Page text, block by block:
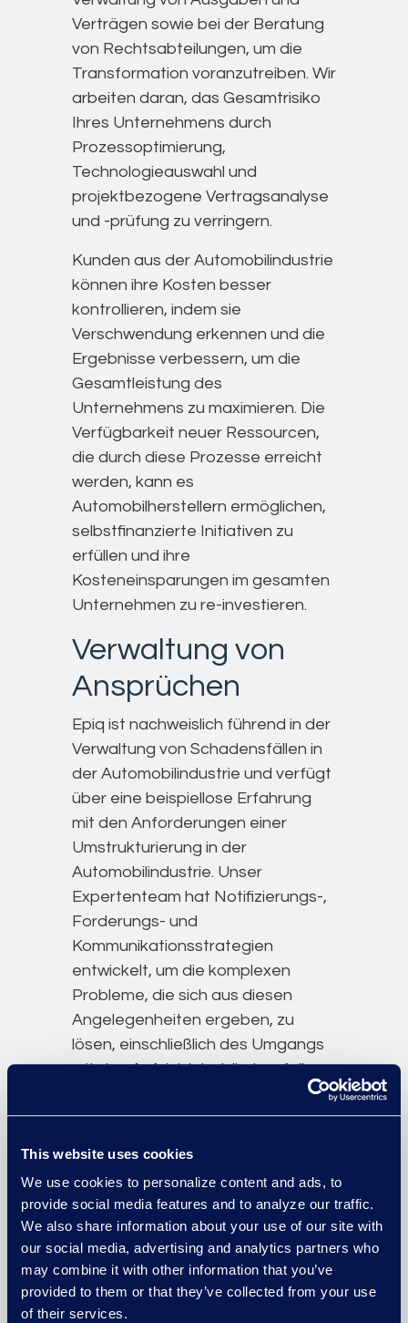
This website uses cookies
We use cookies to personalize content and ads, to
provide social media features and to analyze our traffic.
We also share information about your use of our site with
our social media, advertising and analytics partners who
may combine it with other information that you’ve
provided to them or that they’ve collected from your use
of their services.
Verträgen sowie bei der Beratung
von Rechtsabteilungen, um die
Transformation voranzutreiben. Wir
arbeiten daran, das Gesamtrisiko
Ihres Unternehmens durch
Prozessoptimierung,
Technologieauswahl und
projektbezogene Vertragsanalyse
und -prüfung zu verringern.
Kunden aus der Automobilindustrie
können ihre Kosten besser
kontrollieren, indem sie
Verschwendung erkennen und die
Ergebnisse verbessern, um die
Gesamtleistung des
Unternehmens zu maximieren. Die
Verfügbarkeit neuer Ressourcen,
die durch diese Prozesse erreicht
werden, kann es
Automobilherstellern ermöglichen,
selbstfinanzierte Initiativen zu
erfüllen und ihre
Kosteneinsparungen im gesamten
Unternehmen zu re-investieren.
Verwaltung von
Ansprüchen
Epiq ist nachweislich führend in der
Verwaltung von Schadensfällen in
der Automobilindustrie und verfügt
über eine beispiellose Erfahrung
mit den Anforderungen einer
Umstrukturierung in der
Automobilindustrie. Unser
Expertenteam hat Notifizierungs-,
Forderungs- und
Kommunikationsstrategien
entwickelt, um die komplexen
Probleme, die sich aus diesen
Angelegenheiten ergeben, zu
lösen, einschließlich des Umgangs
mit den Aufsichtsbehörden, falls
erfolgreich abgewickelt, darunter
die verwaltungstechnisch
anspruchsvollsten Automobilfälle
der letzten zwei Jahrzehnte. Unser
Expertenteam arbeitet an der
Entwicklung und Umsetzung
kreativer und praktikabler